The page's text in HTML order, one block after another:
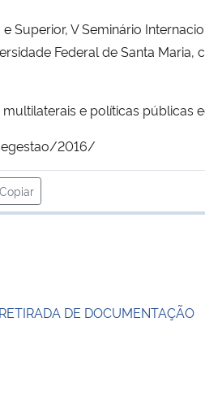
Superior, V Seminário
Federal de Santa Maria,
e políticas públicas
2016/
Copiar
para área de transferência
RETIRADA DE DOCUMENTAÇÃO